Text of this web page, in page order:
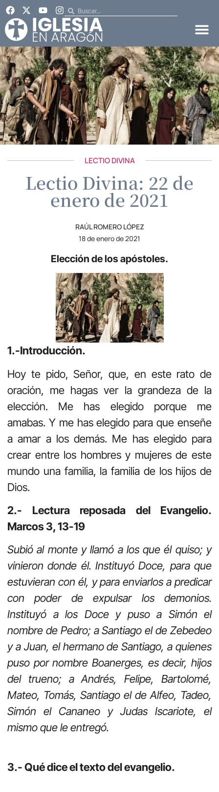
LECTIO DIVINA
Lectio Divina: 22 de
enero de 2021
RAÚL ROMERO LÓPEZ
18 de enero de 2021
Elección de los apóstoles.
1.-Introducción.
Hoy te pido, Señor, que, en este rato de
oración, me hagas ver la grandeza de la
elección. Me has elegido porque me
amabas. Y me has elegido para que enseñe
a amar a los demás. Me has elegido para
crear entre los hombres y mujeres de este
mundo una familia, la familia de los hijos de
Dios.
2.- Lectura reposada del Evangelio.
Marcos 3, 13-19
Subió al monte y llamó a los que él quiso; y
vinieron donde él. Instituyó Doce, para que
estuvieran con él, y para enviarlos a predicar
con poder de expulsar los demonios.
Instituyó a los Doce y puso a Simón el
nombre de Pedro; a Santiago el de Zebedeo
y a Juan, el hermano de Santiago, a quienes
puso por nombre Boanerges, es decir, hijos
del trueno; a Andrés, Felipe, Bartolomé,
Mateo, Tomás, Santiago el de Alfeo, Tadeo,
Simón el Cananeo y Judas Iscariote, el
mismo que le entregó.
3.- Qué dice el texto del evangelio.